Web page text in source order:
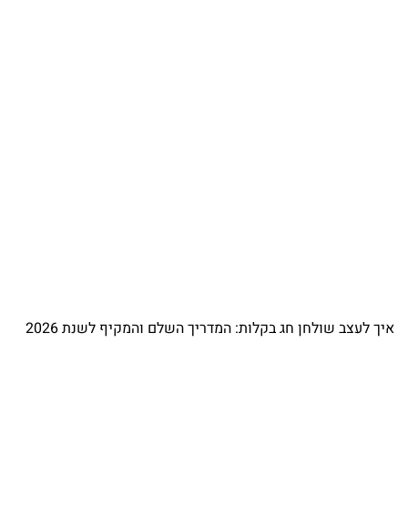
איך לעצב שולחן חג בקלות: המדריך השלם והמקיף לשנת 2026